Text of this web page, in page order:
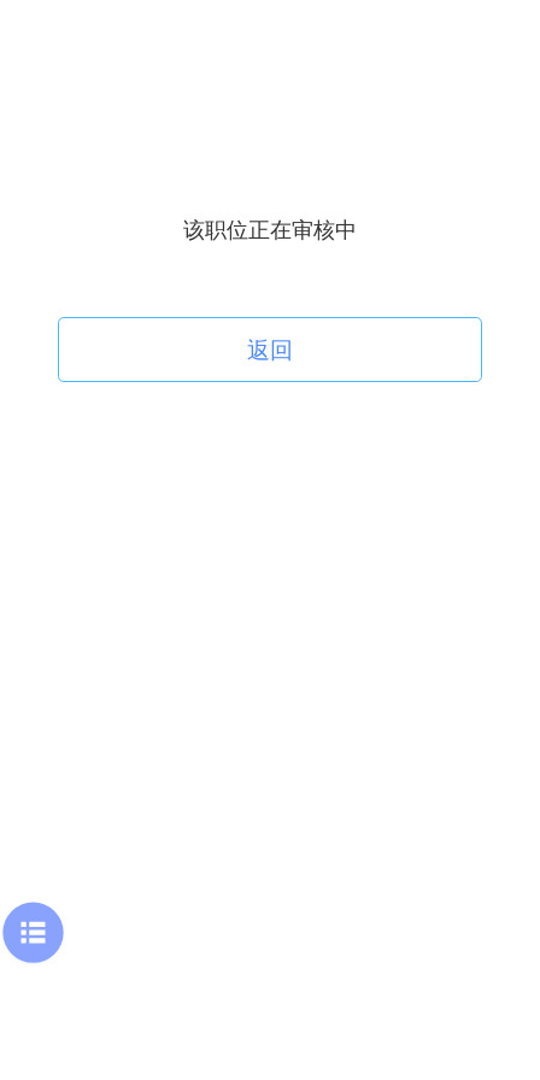
该职位正在审核中
返回